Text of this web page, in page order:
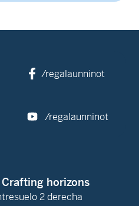
/regalaunninot
/regalaunninot
horizons
2 derecha